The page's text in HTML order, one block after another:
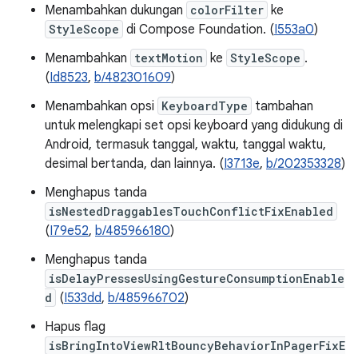
Menambahkan dukungan colorFilter ke
StyleScope di Compose Foundation. (I553a0)
Menambahkan textMotion ke StyleScope .
(Id8523, b/482301609)
Menambahkan opsi KeyboardType tambahan
untuk melengkapi set opsi keyboard yang didukung di
Android, termasuk tanggal, waktu, tanggal waktu,
desimal bertanda, dan lainnya. (I3713e, b/202353328)
Menghapus tanda
isNestedDraggablesTouchConflictFixEnabled
(I79e52, b/485966180)
Menghapus tanda
isDelayPressesUsingGestureConsumptionEnable
d (I533dd, b/485966702)
Hapus flag
isBringIntoViewRltBouncyBehaviorInPagerFixE